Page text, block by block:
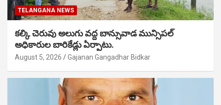
TELANGANA NEWS
కల్కి చెరువు అలుగు వద్ద బాన్సువాడ మున్సిపల్
అధికారుల బారికేడ్లు ఏర్పాటు.
August 5, 2026 Gajanan Gangadhar Bidkar